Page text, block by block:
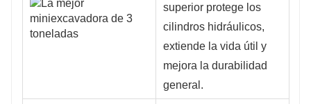
superior protege los
cilindros hidráulicos,
extiende la vida útil y
mejora la durabilidad
general.